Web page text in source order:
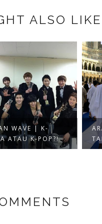
ALSO LIKE
WAVE | K-
ATAU K-POP?!